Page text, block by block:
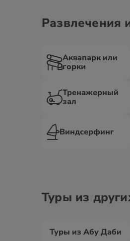
Развлечения
Аквапарк или
горки
Тренажерный
зал
Виндсерфинг
Туры из
Туры из Абу Даби